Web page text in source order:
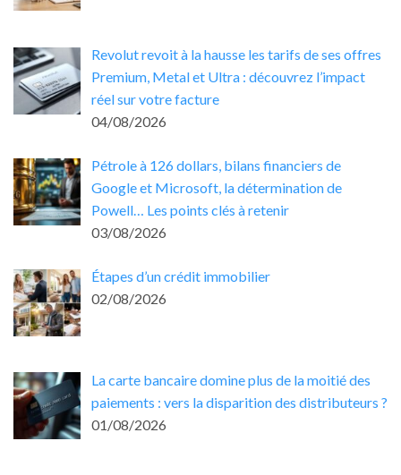
Revolut revoit à la hausse les tarifs de ses offres
Premium, Metal et Ultra : découvrez l’impact
réel sur votre facture
04/08/2026
Pétrole à 126 dollars, bilans financiers de
Google et Microsoft, la détermination de
Powell… Les points clés à retenir
03/08/2026
Étapes d’un crédit immobilier
02/08/2026
La carte bancaire domine plus de la moitié des
paiements : vers la disparition des distributeurs ?
01/08/2026